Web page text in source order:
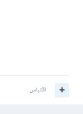
اقتباس